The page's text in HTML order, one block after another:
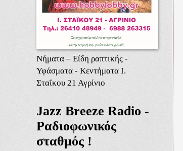
Νήματα – Είδη ραπτικής -
Υφάσματα - Κεντήματα Ι.
Σταΐκου 21 Αγρίνιο
Jazz Breeze Radio -
Ραδιοφωνικός
σταθμός !